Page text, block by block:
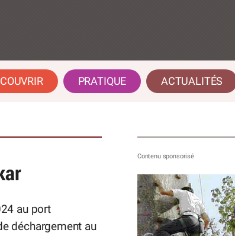
PRATIQUE ACTUALITÉS
au port
déchargement au